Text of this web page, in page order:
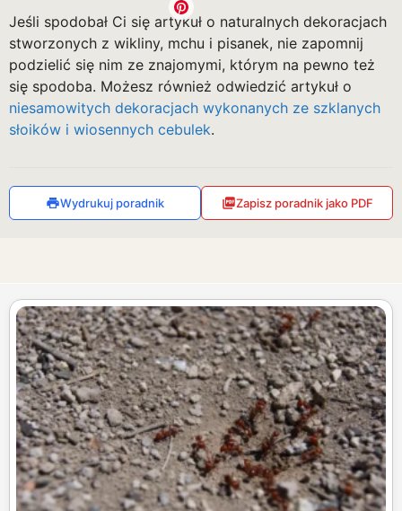
Jeśli spodobał Ci się artykuł o naturalnych dekoracjach
stworzonych z wikliny, mchu i pisanek, nie zapomnij
podzielić się nim ze znajomymi, którym na pewno też
się spodoba. Możesz również odwiedzić artykuł o
niesamowitych dekoracjach wykonanych ze szklanych
słoików i wiosennych cebulek.
Wydrukuj poradnik Zapisz poradnik jako PDF